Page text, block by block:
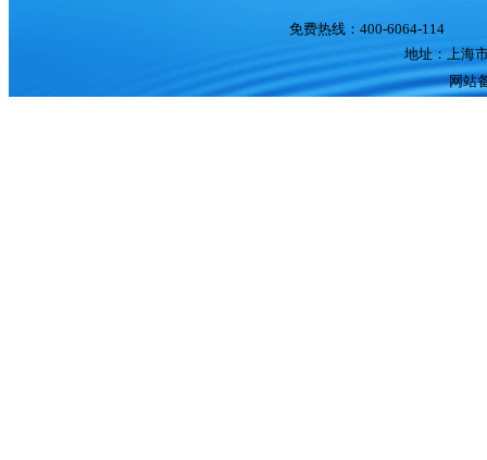
免费热线：400-6064-
地址：上海
网站